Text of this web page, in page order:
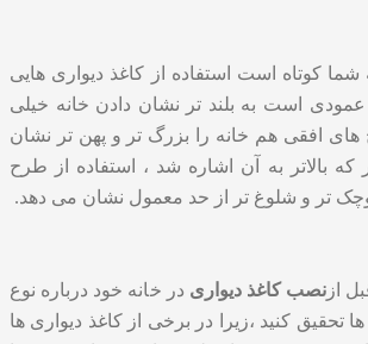
شما کوتاه است استفاده از کاغذ دیواری هایی
است به بلند تر نشان دادن خانه خیلی
افقی هم خانه را بزرگ تر و پهن تر نشان
بالاتر به آن اشاره شد ، استفاده از طرح
تر و شلوغ تر از حد معمول نشان می دهد.
از نصب کاغذ دیواریدر خانه خود درباره نوع
تحقیق کنید ،زیرا در برخی از کاغذ دیواری ها